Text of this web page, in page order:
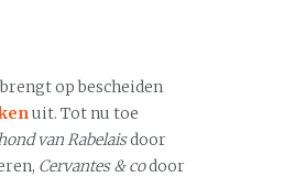
op bescheiden
uit. Tot nu toe
van Rabelaisdoor
Cervantes & codoor